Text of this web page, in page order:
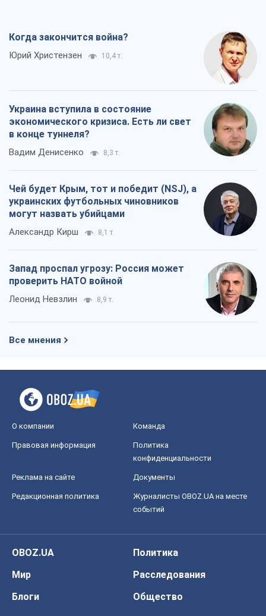
Когда закончится война?
Юрий Христензен 10,4 т.
Украина вступила в состояние
экономического кризиса. Есть ли свет
в конце туннеля?
Вадим Денисенко 8,3 т.
Чей будет Крым, тот и победит (NSJ), а
украинских футбольных чиновников
могут назвать убийцами
Александр Кирш 8,1 т.
Запад проспал угрозу: Россия может
проверить НАТО войной
Леонид Невзлин 8,9 т.
Все мнения
О компании Команда
Правовая информация
Политика
конфиденциальности
Реклама на сайте Документы
Редакционная политика
Журналисты OBOZ.UA на месте
событий
OBOZ.UA
Политика
Мир
Расследования
Блоги
Общество